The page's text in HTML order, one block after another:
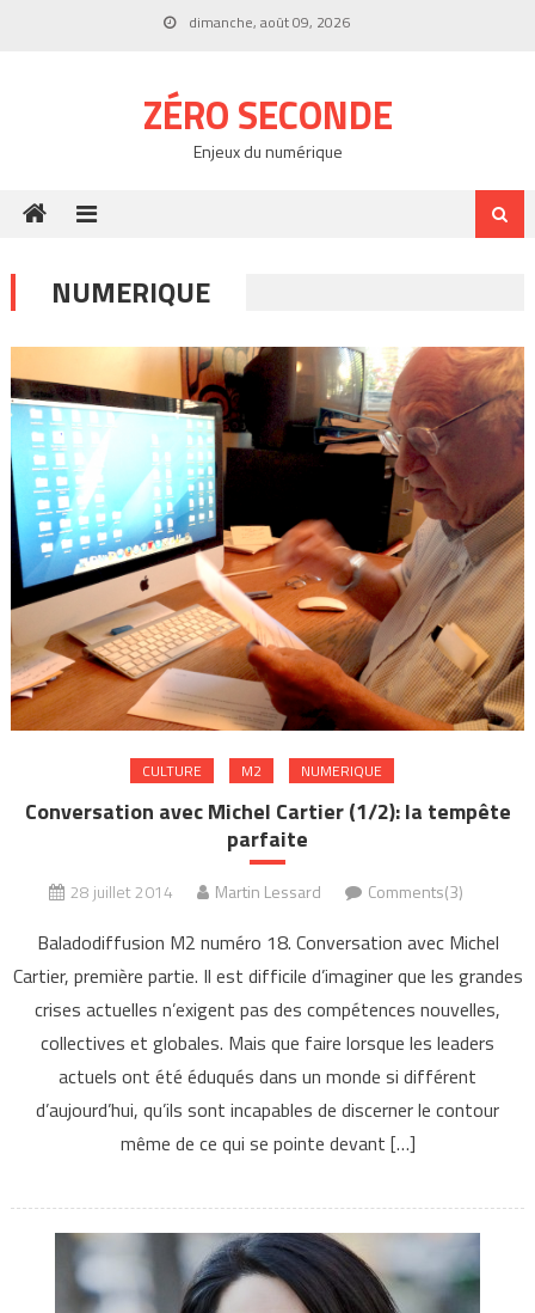
dimanche, août 09, 2026
ZÉRO SECONDE
Enjeux du numérique
NUMERIQUE
CULTURE M2 NUMERIQUE
Conversation avec Michel Cartier (1/2): la tempête
parfaite
28 juillet 2014 Martin Lessard Comments(3)
Baladodiffusion M2 numéro 18. Conversation avec Michel
Cartier, première partie. Il est difficile d’imaginer que les grandes
crises actuelles n’exigent pas des compétences nouvelles,
collectives et globales. Mais que faire lorsque les leaders
actuels ont été éduqués dans un monde si différent
d’aujourd’hui, qu’ils sont incapables de discerner le contour
même de ce qui se pointe devant […]